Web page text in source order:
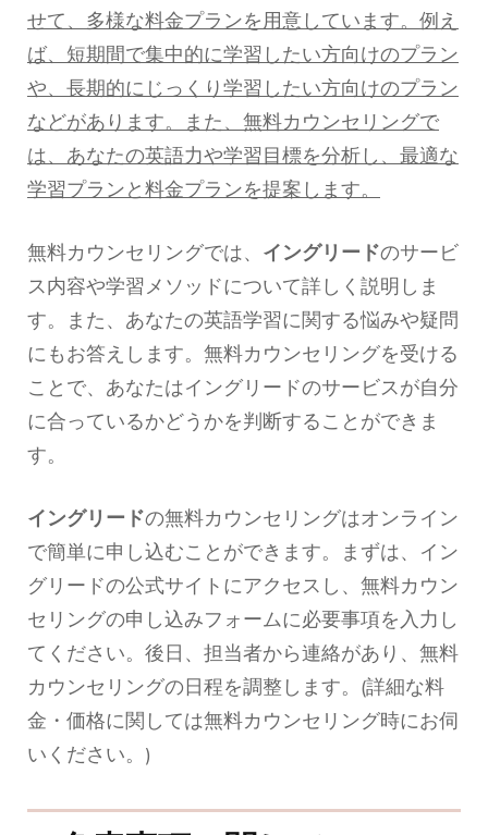
せて、多様な料金プランを用意しています。例え
ば、短期間で集中的に学習したい方向けのプラン
や、長期的にじっくり学習したい方向けのプラン
などがあります。また、無料カウンセリングで
は、あなたの英語力や学習目標を分析し、最適な
学習プランと料金プランを提案します。
無料カウンセリングでは、 イングリードのサービ
ス内容や学習メソッドについて詳しく説明しま
す。また、あなたの英語学習に関する悩みや疑問
にもお答えします。無料カウンセリングを受ける
ことで、あなたはイングリードのサービスが自分
に合っているかどうかを判断することができま
す。
イングリードの無料カウンセリングはオンライン
で簡単に申し込むことができます。まずは、イン
グリードの公式サイトにアクセスし、無料カウン
セリングの申し込みフォームに必要事項を入力し
てください。後日、担当者から連絡があり、無料
カウンセリングの日程を調整します。(詳細な料
金・価格に関しては無料カウンセリング時にお伺
いください。)